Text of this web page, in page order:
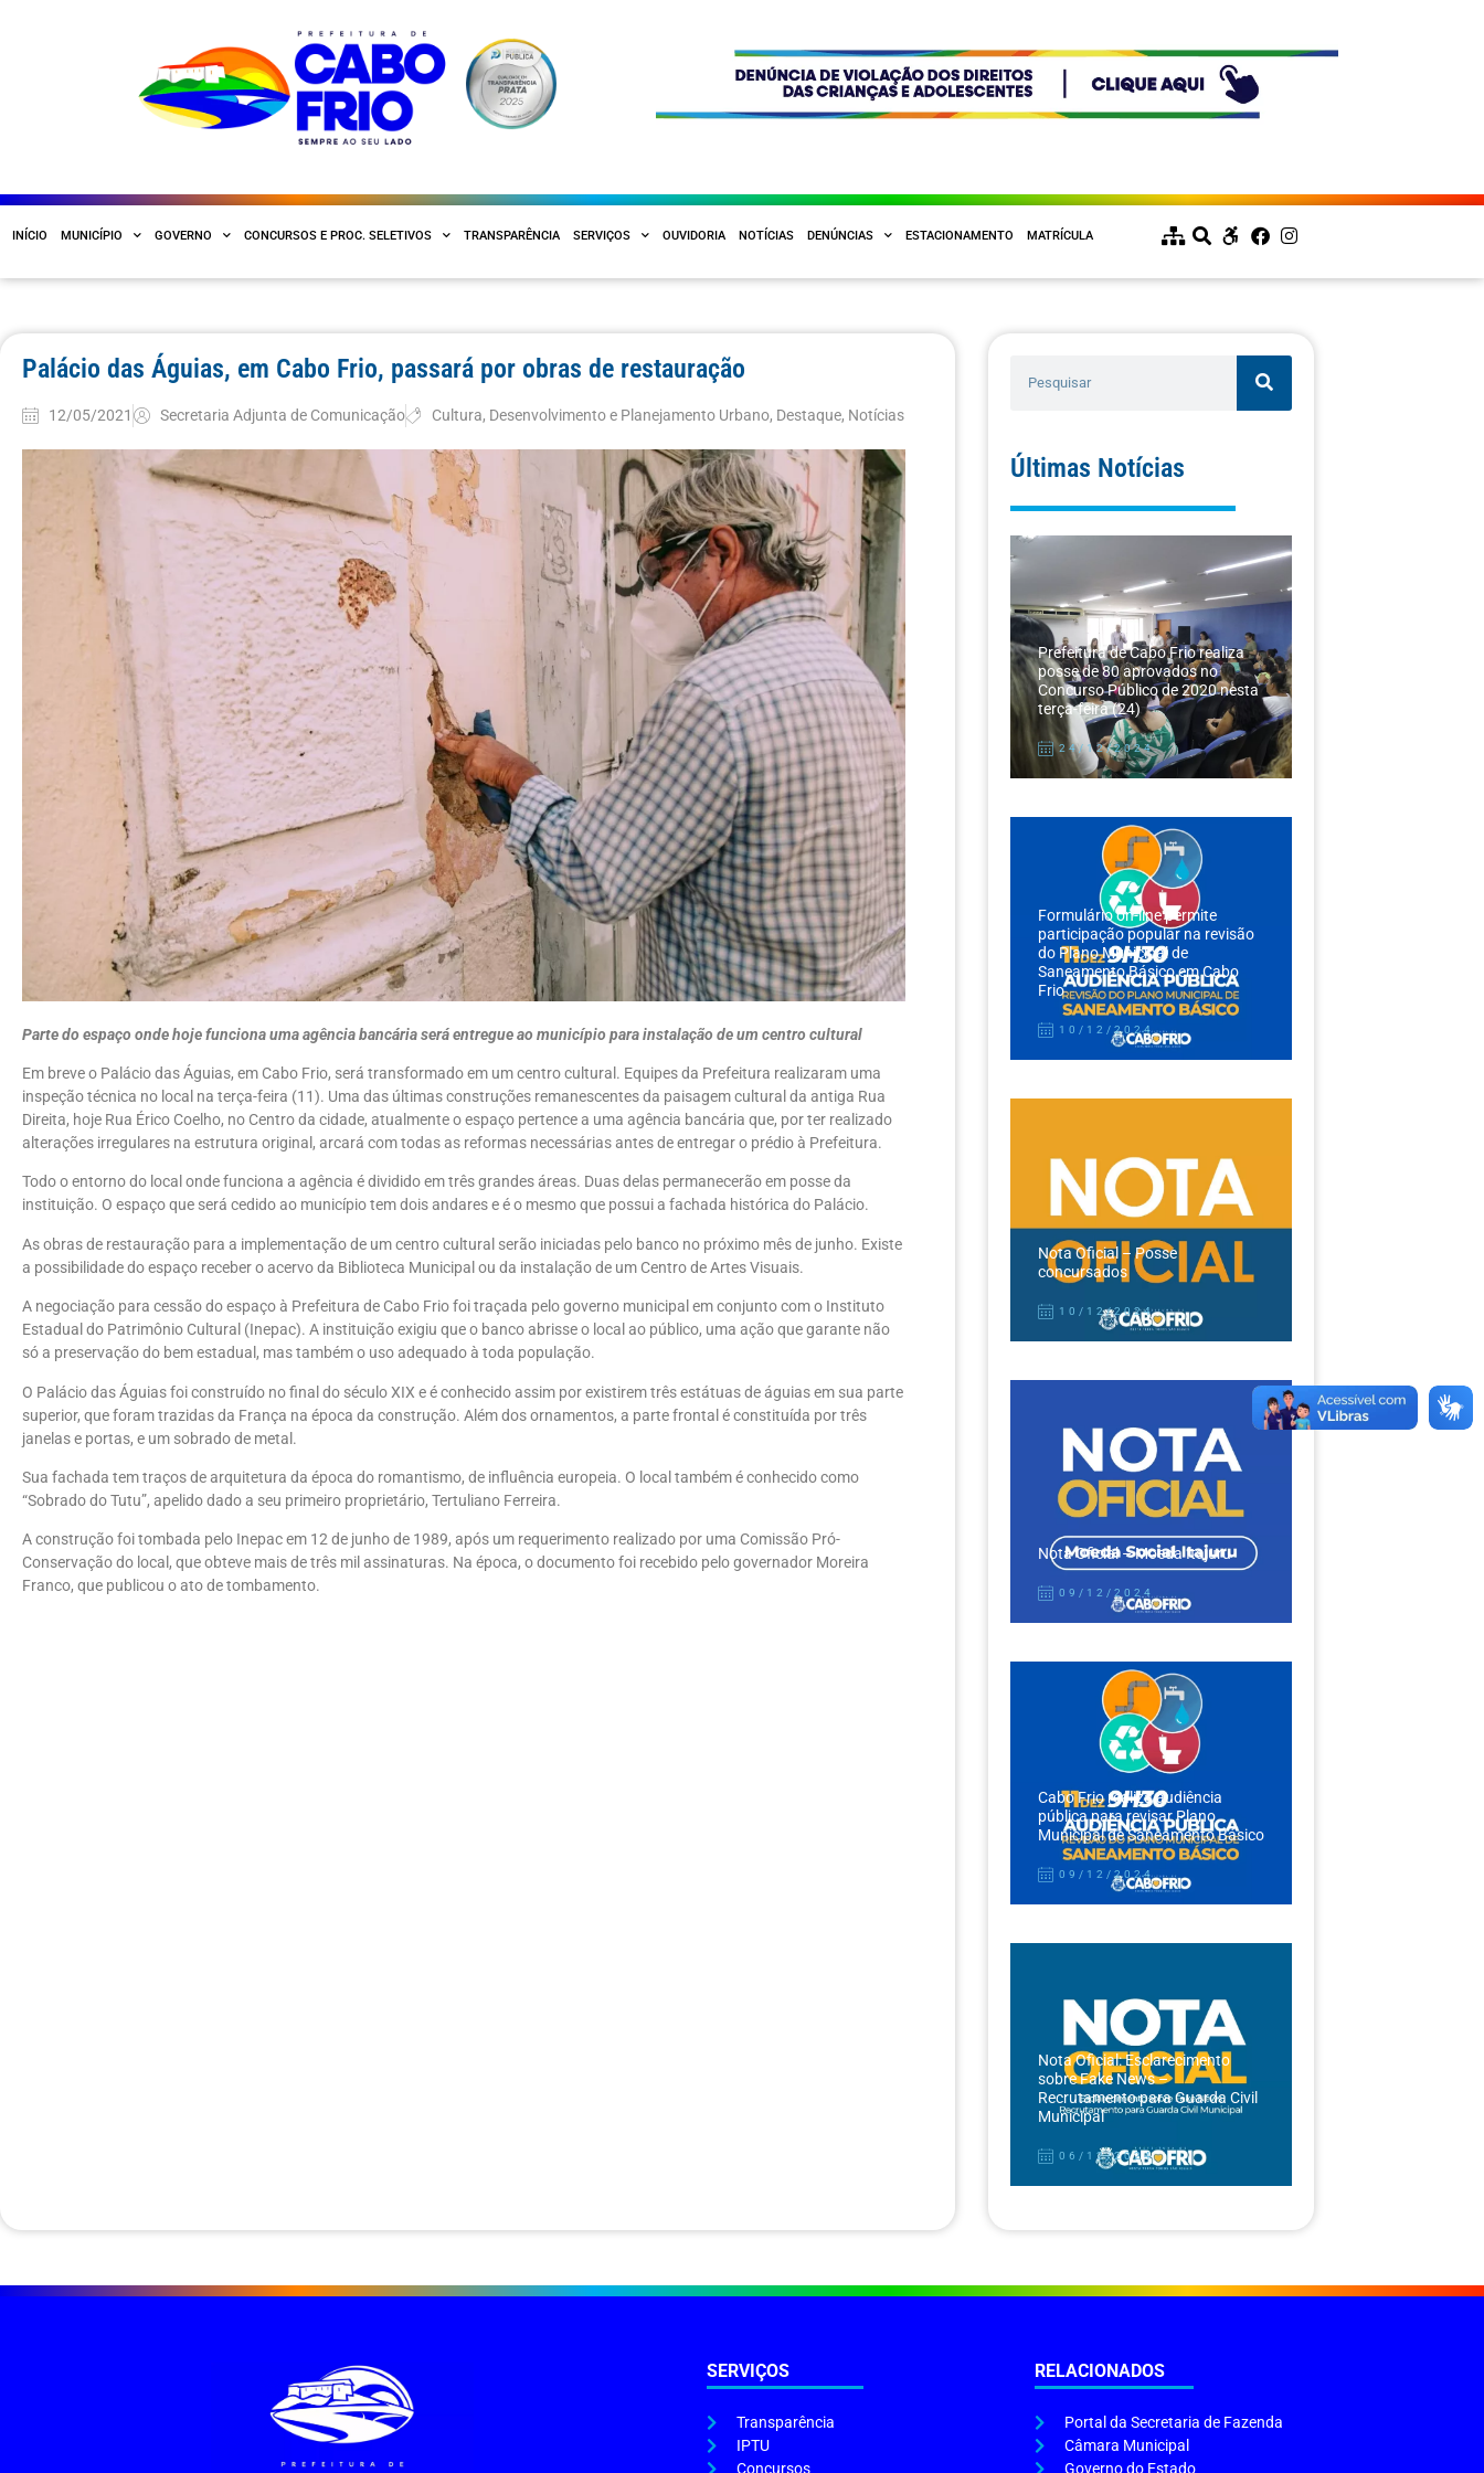
INÍCIO MUNICÍPIO GOVERNO CONCURSOS E PROC. SELETIVOS TRANSPARÊNCIA SERVIÇOS OUVIDORIA NOTÍCIAS DENÚNCIAS ESTACIONAMENTO MATRÍCULA
Palácio das Águias, em Cabo Frio, passará por obras de restauração
12/05/2021 Secretaria Adjunta de Comunicação Cultura, Desenvolvimento e Planejamento Urbano, Destaque, Notícias
Parte do espaço onde hoje funciona uma agência bancária será entregue ao município para instalação de um centro cultural
Em breve o Palácio das Águias, em Cabo Frio, será transformado em um centro cultural. Equipes da Prefeitura realizaram uma
inspeção técnica no local na terça-feira (11). Uma das últimas construções remanescentes da paisagem cultural da antiga Rua
Direita, hoje Rua Érico Coelho, no Centro da cidade, atualmente o espaço pertence a uma agência bancária que, por ter realizado
alterações irregulares na estrutura original, arcará com todas as reformas necessárias antes de entregar o prédio à Prefeitura.
Todo o entorno do local onde funciona a agência é dividido em três grandes áreas. Duas delas permanecerão em posse da
instituição. O espaço que será cedido ao município tem dois andares e é o mesmo que possui a fachada histórica do Palácio.
As obras de restauração para a implementação de um centro cultural serão iniciadas pelo banco no próximo mês de junho. Existe
a possibilidade do espaço receber o acervo da Biblioteca Municipal ou da instalação de um Centro de Artes Visuais.
A negociação para cessão do espaço à Prefeitura de Cabo Frio foi traçada pelo governo municipal em conjunto com o Instituto
Estadual do Patrimônio Cultural (Inepac). A instituição exigiu que o banco abrisse o local ao público, uma ação que garante não
só a preservação do bem estadual, mas também o uso adequado à toda população.
O Palácio das Águias foi construído no final do século XIX e é conhecido assim por existirem três estátuas de águias em sua parte
superior, que foram trazidas da França na época da construção. Além dos ornamentos, a parte frontal é constituída por três
janelas e portas, e um sobrado de metal.
Sua fachada tem traços de arquitetura da época do romantismo, de influência europeia. O local também é conhecido como
“Sobrado do Tutu”, apelido dado a seu primeiro proprietário, Tertuliano Ferreira.
A construção foi tombada pelo Inepac em 12 de junho de 1989, após um requerimento realizado por uma Comissão Pró-
Conservação do local, que obteve mais de três mil assinaturas. Na época, o documento foi recebido pelo governador Moreira
Franco, que publicou o ato de tombamento.
Últimas Notícias
Prefeitura de Cabo Frio realiza
posse de 80 aprovados no
Concurso Público de 2020 nesta
terça-feira (24)
24/12/2024
Formulário on-line permite
participação popular na revisão
do Plano Municipal de
Saneamento Básico em Cabo
Frio
10/12/2024
Nota Oficial – Posse
concursados
10/12/2024
Nota Oficial – Moeda Itajuru
09/12/2024
Cabo Frio realiza audiência
pública para revisar Plano
Municipal de Saneamento Básico
09/12/2024
Nota Oficial: Esclarecimento
sobre Fake News –
Recrutamento para Guarda Civil
Municipal
06/12/2024
SERVIÇOS
Transparência
IPTU
Concursos
RELACIONADOS
Portal da Secretaria de Fazenda
Câmara Municipal
Governo do Estado